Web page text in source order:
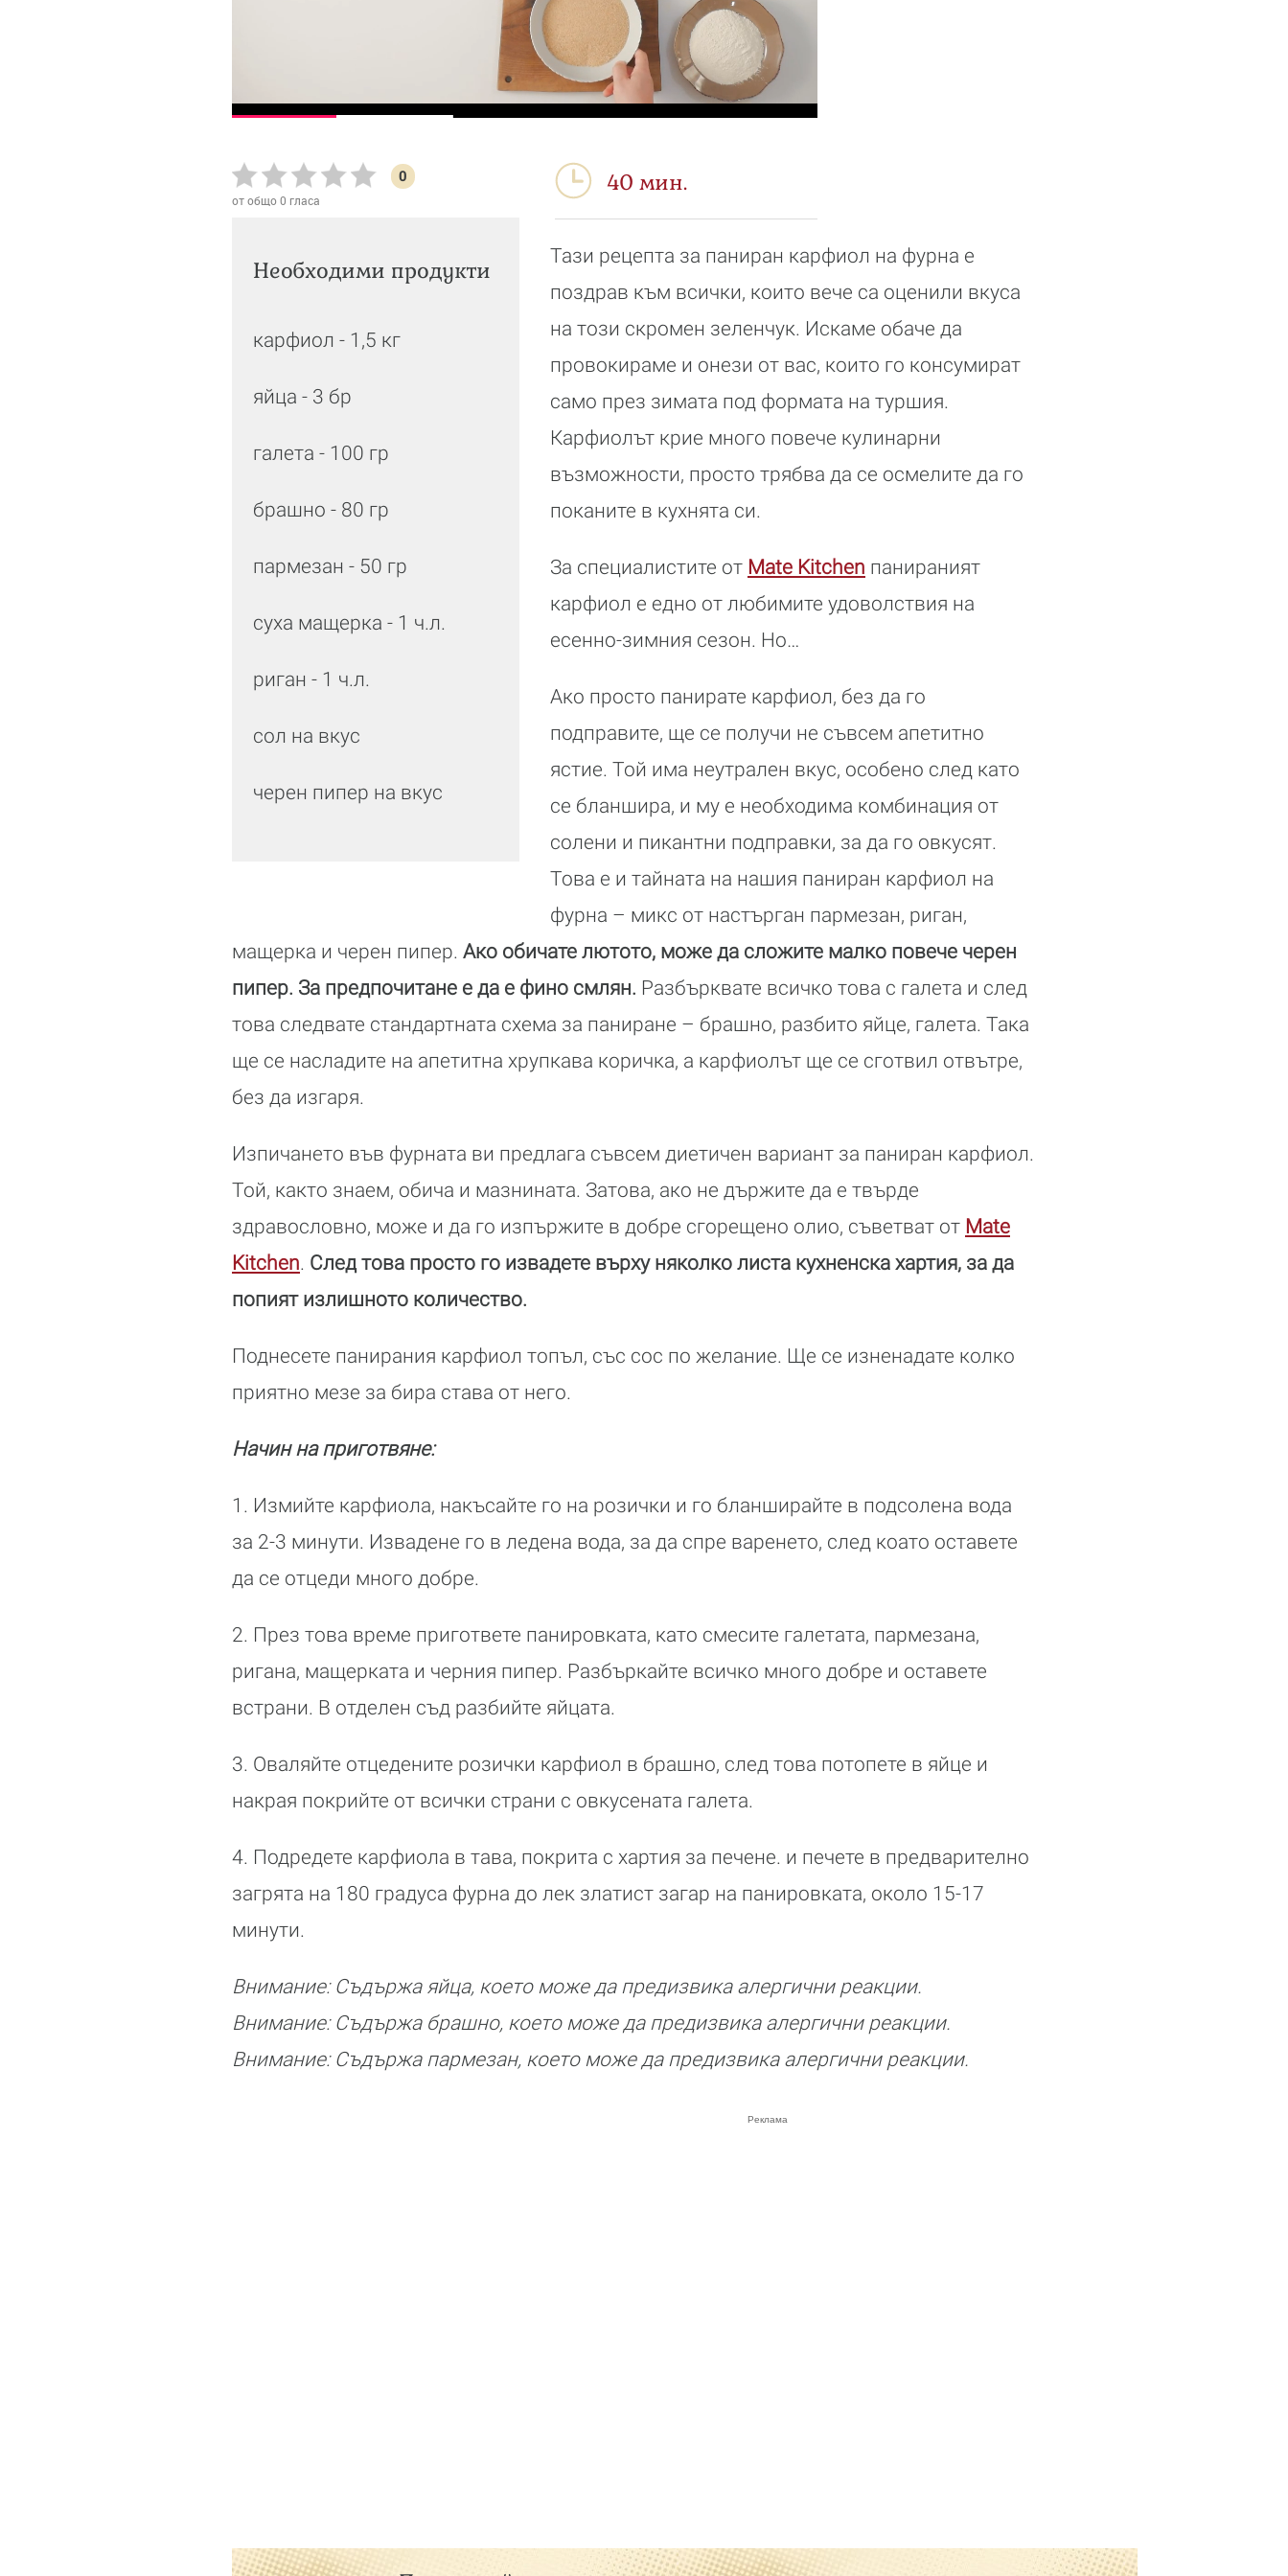
0
от общо0 гласа
40 мин.
Необходими продукти
карфиол - 1,5 кг
яйца - 3 бр
галета - 100 гр
брашно - 80 гр
пармезан - 50 гр
суха мащерка - 1 ч.л.
риган - 1 ч.л.
сол на вкус
черен пипер на вкус
Тази рецепта за паниран карфиол на фурна е
поздрав към всички, които вече са оценили вкуса
на този скромен зеленчук. Искаме обаче да
провокираме и онези от вас, които го консумират
само през зимата под формата на туршия.
Карфиолът крие много повече кулинарни
възможности, просто трябва да се осмелите да го
поканите в кухнята си.
За специалистите от Mate Kitchen панираният
карфиол е едно от любимите удоволствия на
есенно-зимния сезон. Но…
Ако просто панирате карфиол, без да го
подправите, ще се получи не съвсем апетитно
ястие. Той има неутрален вкус, особено след като
се бланшира, и му е необходима комбинация от
солени и пикантни подправки, за да го овкусят.
Това е и тайната на нашия паниран карфиол на
фурна – микс от настърган пармезан, риган,
мащерка и черен пипер. Ако обичате лютото, може да сложите малко повече черен
пипер. За предпочитане е да е фино смлян. Разбърквате всичко това с галета и след
това следвате стандартната схема за паниране – брашно, разбито яйце, галета. Така
ще се насладите на апетитна хрупкава коричка, а карфиолът ще се сготвил отвътре,
без да изгаря.
Изпичането във фурната ви предлага съвсем диетичен вариант за паниран карфиол.
Той, както знаем, обича и мазнината. Затова, ако не държите да е твърде
здравословно, може и да го изпържите в добре сгорещено олио, съветват от Mate
Kitchen. След това просто го извадете върху няколко листа кухненска хартия, за да
попият излишното количество.
Поднесете панирания карфиол топъл, със сос по желание. Ще се изненадате колко
приятно мезе за бира става от него.
Начин на приготвяне:
1. Измийте карфиола, накъсайте го на розички и го бланширайте в подсолена вода
за 2-3 минути. Извадене го в ледена вода, за да спре варенето, след коато оставете
да се отцеди много добре.
2. През това време пригответе панировката, като смесите галетата, пармезана,
ригана, мащерката и черния пипер. Разбъркайте всичко много добре и оставете
встрани. В отделен съд разбийте яйцата.
3. Оваляйте отцедените розички карфиол в брашно, след това потопете в яйце и
накрая покрийте от всички страни с овкусената галета.
4. Подредете карфиола в тава, покрита с хартия за печене. и печете в предварително
загрята на 180 градуса фурна до лек златист загар на панировката, около 15-17
минути.
Внимание: Съдържа яйца, което може да предизвика алергични реакции.
Внимание: Съдържа брашно, което може да предизвика алергични реакции.
Внимание: Съдържа пармезан, което може да предизвика алергични реакции.